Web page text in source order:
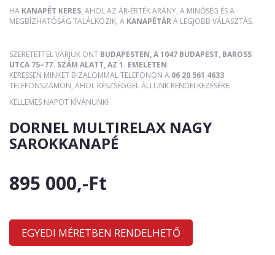
HA KANAPÉT KERES, AHOL AZ ÁR-ÉRTÉK ARÁNY, A MINŐSÉG ÉS A
MEGBÍZHATÓSÁG TALÁLKOZIK, A KANAPÉTÁRA LEGJOBB VÁLASZTÁS.
SZERETETTEL VÁRJUK ÖNT BUDAPESTEN, A 1047 BUDAPEST, BAROSS
UTCA 75–77. SZÁM ALATT, AZ 1. EMELETEN.
KERESSEN MINKET BIZALOMMAL TELEFONON A 06 20 561 4633
TELEFONSZÁMON, AHOL KÉSZSÉGGEL ÁLLUNK RENDELKEZÉSÉRE.
KELLEMES NAPOT KÍVÁNUNK!
DORNEL MULTIRELAX NAGY
SAROKKANAPÉ
895 000,-Ft
EGYEDI MÉRETBEN RENDELHETŐ